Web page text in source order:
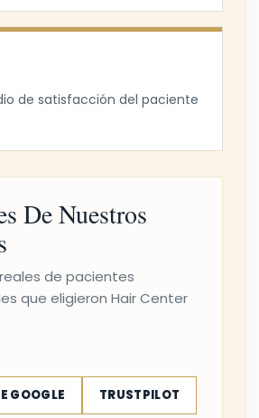
de satisfacción del paciente
De Nuestros
de pacientes
que eligieron Hair Center
GOOGLE TRUSTPILOT